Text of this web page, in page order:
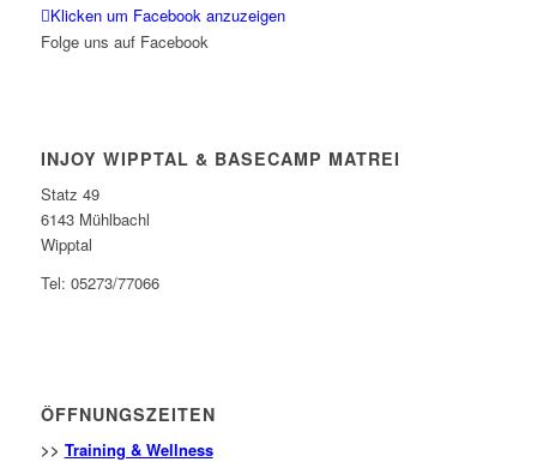
Klicken um Facebook anzuzeigen
Folge uns auf Facebook
INJOY WIPPTAL & BASECAMP MATREI
Statz 49
6143 Mühlbachl
Wipptal
Tel: 05273/77066
ÖFFNUNGSZEITEN
>> Training & Wellness